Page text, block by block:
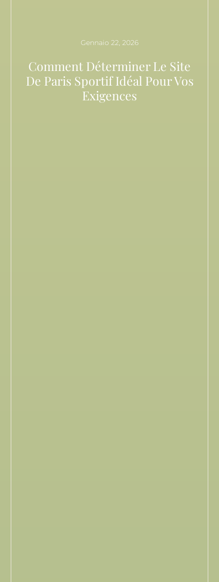
Gennaio 22, 2026
Comment Déterminer Le Site
De Paris Sportif Idéal Pour Vos
Exigences